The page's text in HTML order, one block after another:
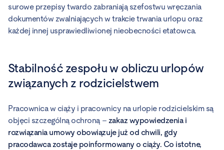
surowe przepisy twardo zabraniają szefostwu wręczania
dokumentów zwalniających w trakcie trwania urlopu oraz
każdej innej usprawiedliwionej nieobecności etatowca.
Stabilność zespołu w obliczu urlopów
związanych z rodzicielstwem
Pracownica w ciąży i pracownicy na urlopie rodzicielskim są
objęci szczególną ochroną – zakaz wypowiedzenia i
rozwiązania umowy obowiązuje już od chwili, gdy
pracodawca zostaje poinformowany o ciąży. Co istotne,